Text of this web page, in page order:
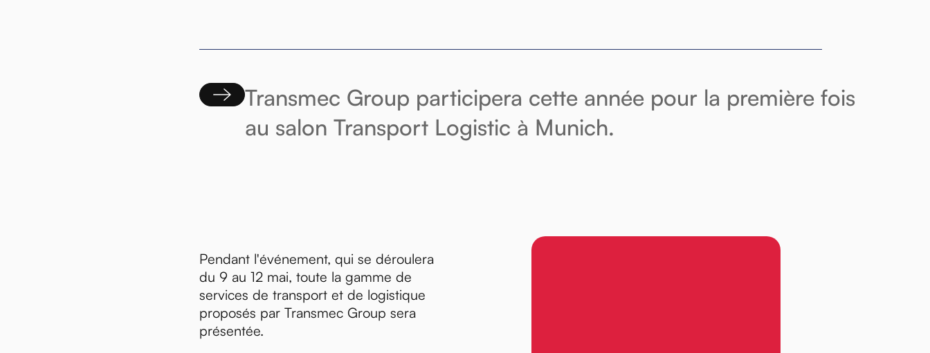
Transmec Group participera cette année pour la première fois
au salon Transport Logistic à Munich.
Pendant l'événement, qui se déroulera
du 9 au 12 mai, toute la gamme de
services de transport et de logistique
proposés par Transmec Group sera
présentée.